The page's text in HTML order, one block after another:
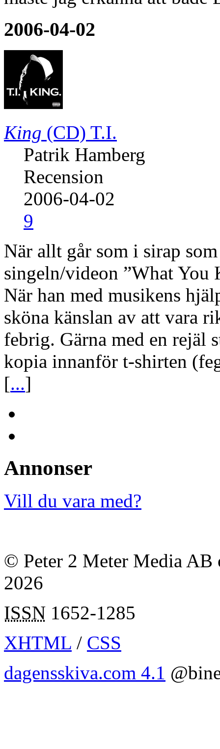
2006-04-02
King (CD) T.I.
Patrik Hamberg
Recension
2006-04-02
9
När allt går som i sirap
singeln/videon ”What
När han med musikens
sköna känslan av att vara
febrig. Gärna med en rejäl
kopia innanför t-shirten
[...]
Annonser
Vill du vara med?
© Peter 2 Meter Media AB
2026
ISSN 1652-1285
XHTML / CSS
dagensskiva.com 4.1